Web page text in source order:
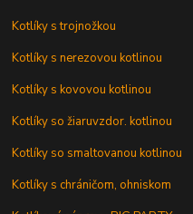
Kotlíky s trojnožkou
Kotlíky s nerezovou kotlinou
Kotlíky s kovovou kotlinou
Kotlíky so žiaruvzdor. kotlinou
Kotlíky so smaltovanou kotlinou
Kotlíky s chráničom, ohniskom